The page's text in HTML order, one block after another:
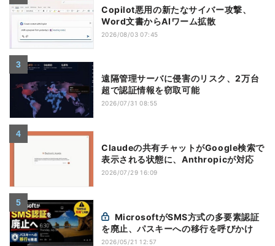
Copilot悪用の新たなサイバー攻撃、
Word文書からAIワーム拡散
2026/08/03 07:45
遠隔管理サーバに侵害のリスク、2万台
超で認証情報を窃取可能
2026/07/31 08:55
Claudeの共有チャットがGoogle検索で
表示される状態に、Anthropicが対応
2026/07/29 16:09
を廃止、パスキーへの移行を呼びかけ
2026/05/21 12:57